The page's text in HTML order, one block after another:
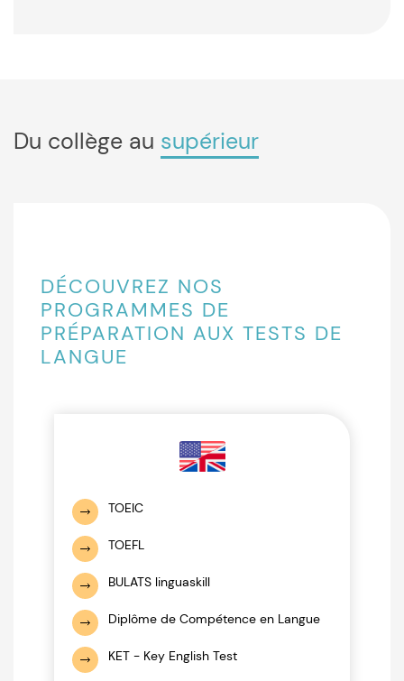
Du collège au supérieur
DÉCOUVREZ NOS
PROGRAMMES DE
PRÉPARATION AUX TESTS DE
LANGUE
TOEIC
TOEFL
BULATS linguaskill
Diplôme de Compétence en Langue
KET - Key English Test